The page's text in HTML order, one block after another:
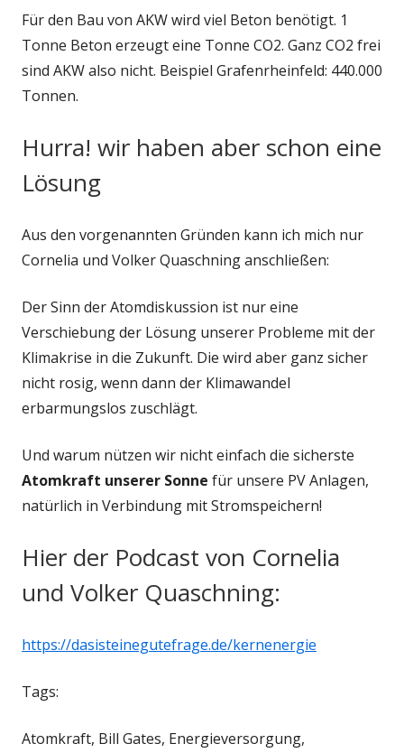
Für den Bau von AKW wird viel Beton benötigt. 1
Tonne Beton erzeugt eine Tonne CO2. Ganz CO2 frei
sind AKW also nicht. Beispiel Grafenrheinfeld: 440.000
Tonnen.
Hurra! wir haben aber schon eine
Lösung
Aus den vorgenannten Gründen kann ich mich nur
Cornelia und Volker Quaschning anschließen:
Der Sinn der Atomdiskussion ist nur eine
Verschiebung der Lösung unserer Probleme mit der
Klimakrise in die Zukunft. Die wird aber ganz sicher
nicht rosig, wenn dann der Klimawandel
erbarmungslos zuschlägt.
Und warum nützen wir nicht einfach die sicherste
Atomkraft unserer Sonne für unsere PV Anlagen,
natürlich in Verbindung mit Stromspeichern!
Hier der Podcast von Cornelia
und Volker Quaschning:
https://dasisteinegutefrage.de/kernenergie
Tags:
Atomkraft, Bill Gates, Energieversorgung,